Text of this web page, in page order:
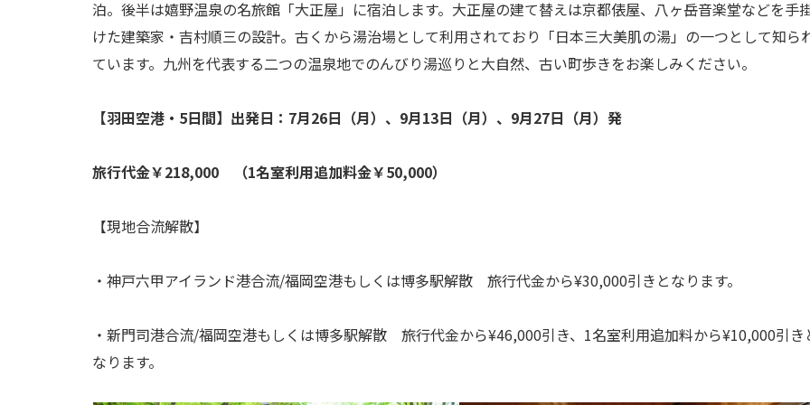
泊。後半は嬉野温泉の名旅館「大正屋」に宿泊します。大正屋の建て替えは京都俵屋、八ヶ岳音楽堂などを手
けた建築家・吉村順三の設計。古くから湯治場として利用されており「日本三大美肌の湯」の一つとして知ら
ています。九州を代表する二つの温泉地でのんびり湯巡りと大自然、古い町歩きをお楽しみください。
【羽田空港・5日間】出発日：7月26日（月）、9月13日（月）、9月27日（月）発
旅行代金￥218,000 （1名室利用追加料金￥50,000）
【現地合流解散】
・神戸六甲アイランド港合流/福岡空港もしくは博多駅解散 旅行代金から¥30,000引きとなります。
・新門司港合流/福岡空港もしくは博多駅解散 旅行代金から¥46,000引き、1名室利用追加料から¥10,000引き
なります。